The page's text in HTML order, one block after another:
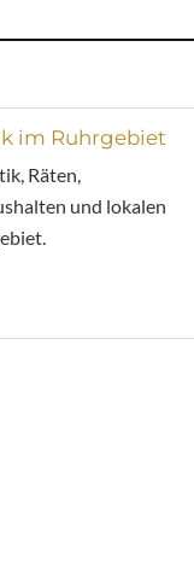
im Ruhrgebiet
Räten,
und lokalen